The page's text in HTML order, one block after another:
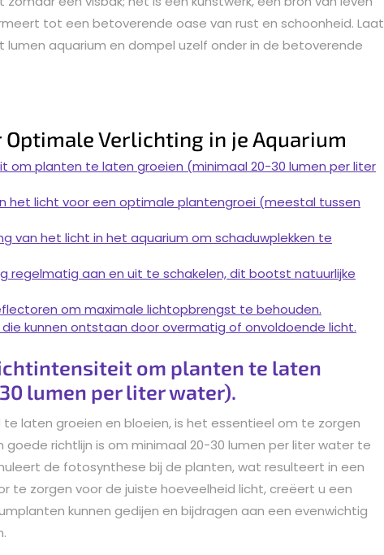
tot een betoverende oase van rust en schoonheid. Laat
lumen aquarium en dompel uzelf onder in de betoverende
Optimale Verlichting in je Aquarium
om planten te laten groeien (minimaal 20-30 lumen per liter
het licht voor een optimale plantengroei (meestal tussen
van het licht in het aquarium om schaduwplekken te
regelmatig aan en uit te schakelen, dit bootst natuurlijke
om maximale lichtopbrengst te behouden.
kunnen ontstaan door overmatig of onvoldoende licht.
om planten te laten
lumen per liter water).
laten groeien en bloeien, is het essentieel om te zorgen
goede richtlijn is om minimaal 20-30 lumen per liter water te
de fotosynthese bij de planten, wat resulteert in een
te zorgen voor de juiste hoeveelheid licht, creëert u een
kunnen gedijen en bijdragen aan een evenwichtig